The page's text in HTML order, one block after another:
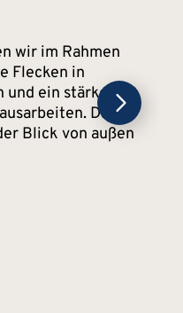
wir im Rahmen
Flecken in
ein stärkeres
Das
Blick von außen